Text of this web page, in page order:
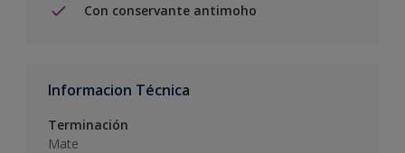
Con conservante antimoho
Informacion Técnica
Terminación
Mate